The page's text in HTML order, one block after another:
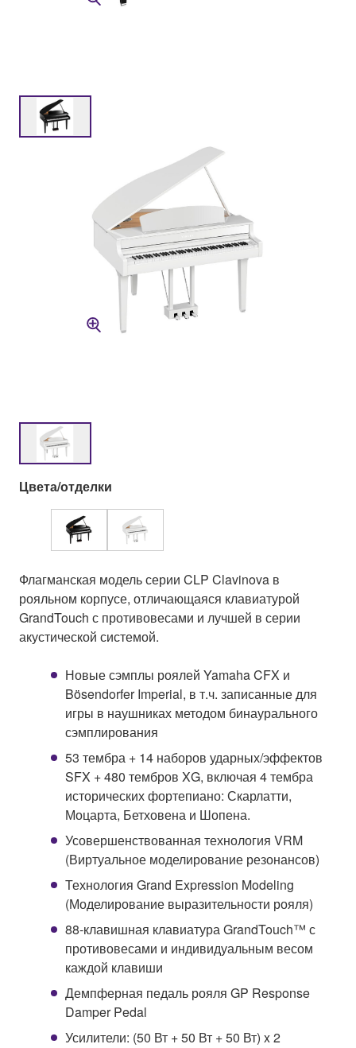
Цвета/отделки
Флагманская модель серии CLP Clavinova в
рояльном корпусе, отличающаяся клавиатурой
GrandTouch с противовесами и лучшей в серии
акустической системой.
Новые сэмплы роялей Yamaha CFX и
Bösendorfer Imperial, в т.ч. записанные для
игры в наушниках методом бинаурального
сэмплирования
53 тембра + 14 наборов ударных/эффектов
SFX + 480 тембров XG, включая 4 тембра
исторических фортепиано: Скарлатти,
Моцарта, Бетховена и Шопена.
Усовершенствованная технология VRM
(Виртуальное моделирование резонансов)
Технология Grand Expression Modeling
(Моделирование выразительности рояля)
88-клавишная клавиатура GrandTouch™ с
противовесами и индивидуальным весом
каждой клавиши
Демпферная педаль рояля GP Response
Damper Pedal
Усилители: (50 Вт + 50 Вт + 50 Вт) x 2